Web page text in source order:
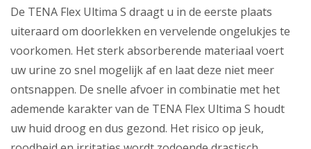
De TENA Flex Ultima S draagt u in de eerste plaats
uiteraard om doorlekken en vervelende ongelukjes te
voorkomen. Het sterk absorberende materiaal voert
uw urine zo snel mogelijk af en laat deze niet meer
ontsnappen. De snelle afvoer in combinatie met het
ademende karakter van de TENA Flex Ultima S houdt
uw huid droog en dus gezond. Het risico op jeuk,